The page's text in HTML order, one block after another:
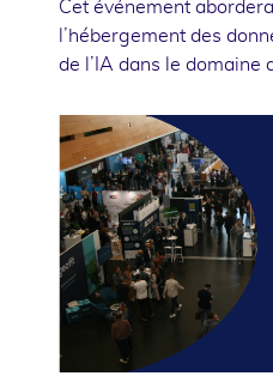
Cet événement
l’hébergement des
de l’IA dans le domaine